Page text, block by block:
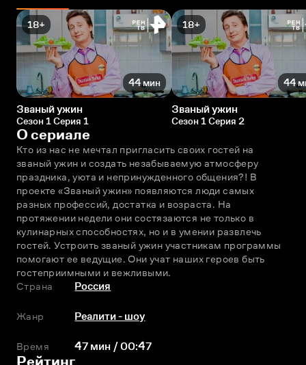
18+
44 мин
Званый ужин
Сезон 1 Серия 1
18+
44
Званый ужин
Сезон 1 Серия 2
О сериале
Кто из нас не мечтал пригласить своих гостей на
званый ужин и создать незабываемую атмосферу
праздника, уюта и непринужденного общения?! В
проекте «Званый ужин» появляются люди самых
разных профессий, достатка и возраста. На
протяжении недели они состязаются не только в
кулинарных способностях, но и в умении развлечь
гостей. Устроить званый ужин участникам программы
помогают ее ведущие. Они учат наших героев быть
гостеприимными и вежливыми.
Страна
Россия
Жанр Реалити - шоу
Время 47 мин / 00:47
Рейтинг